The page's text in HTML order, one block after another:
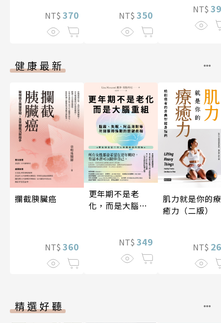
NT$ 370 NT$ 350 NT$
健康最新
攔截胰臟癌
NT$ 360
更年期不是老
化，而是大腦重
NT$ 349
肌力就是你的療
癒力（二版）
NT$
精選好聽